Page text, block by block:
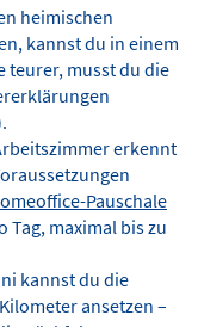
heimischen
kannst du in einem
teurer, musst du die
erkennt
Pauschale
Tag, maximal bis zu
kannst du die
ansetzen –